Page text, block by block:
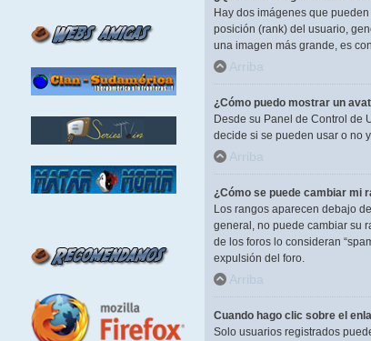
Hay dos imágenes que
posición (rank) del usuario,
una imagen más grande, es
Arriba
¿Cómo puedo mostrar un
Desde su Panel de Control de
decide si se pueden usar o no
Arriba
¿Cómo se puede cambiar mi
Los rangos aparecen debajo
general, no puede cambiar su
de los foros lo consideran
expulsión del foro.
Arriba
Cuando hago clic sobre el
Solo usuarios registrados